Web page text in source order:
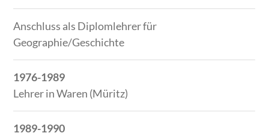
Anschluss als Diplomlehrer für
Geographie/Geschichte
1976-1989
Lehrer in Waren (Müritz)
1989-1990